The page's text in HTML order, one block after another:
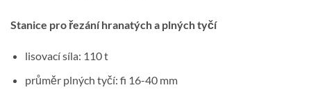
Stanice pro řezání hranatých a plných tyčí
lisovací síla: 110 t
průměr plných tyčí: fi 16-40 mm